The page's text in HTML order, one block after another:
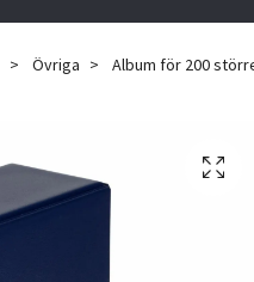
Övriga Album för 200